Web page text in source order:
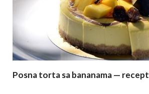
Posna torta sa bananama — recept